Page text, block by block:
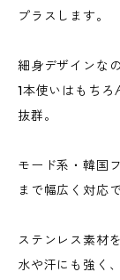
プラスします。
細身デザインなの
1本使いはもち
抜群。
モード系・韓国
まで幅広く対応
ステンレス素材
水や汗にも強く